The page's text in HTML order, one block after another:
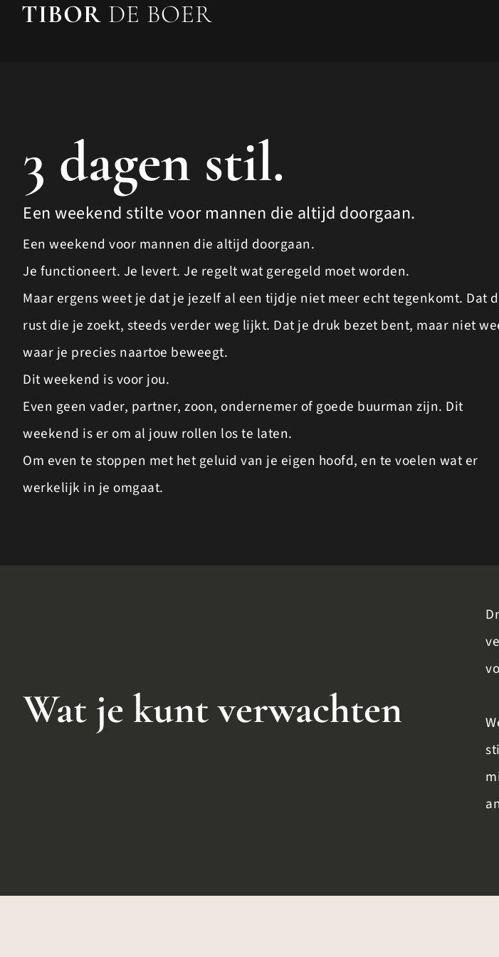
TIBOR DE BOER
3 dagen stil.
Een weekend stilte voor mannen die altijd doorgaan.
Een weekend voor mannen die altijd doorgaan.
Je functioneert. Je levert. Je regelt wat geregeld moet worden.
Maar ergens weet je dat je jezelf al een tijdje niet meer echt tegenkomt. Dat
rust die je zoekt, steeds verder weg lijkt. Dat je druk bezet bent, maar niet
waar je precies naartoe beweegt.
Dit weekend is voor jou.
Even geen vader, partner, zoon, ondernemer of goede buurman zijn. Dit
weekend is er om al jouw rollen los te laten.
Om even te stoppen met het geluid van je eigen hoofd, en te voelen wat er
werkelijk in je omgaat.
Wat je kunt verwachten